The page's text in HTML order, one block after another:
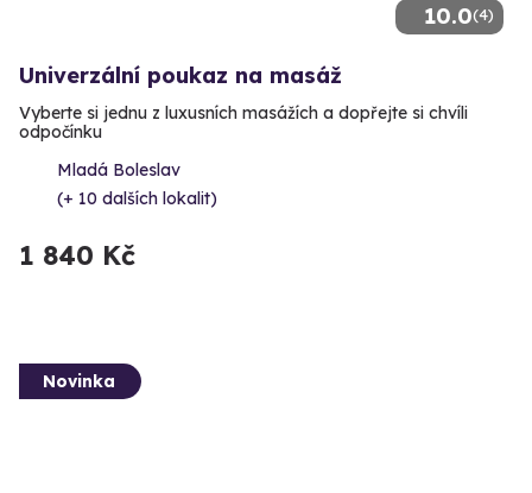
10.0(4)
Univerzální poukaz na masáž
Vyberte si jednu z luxusních masážích a dopřejte si chvíli
odpočínku
Mladá Boleslav
(+ 10 dalších lokalit)
1 840 Kč
Novinka